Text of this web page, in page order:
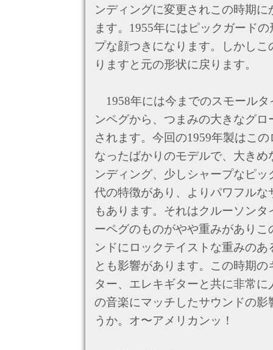
ンディングに変更されこの時期
ます。1955年にはピックガード
プな顔つきになります。しかし
りますと元の形状に戻ります。
1958年には今までのスモール
ンペグから、つまみの大きなグ
されます。今回の1959年製はこ
なったばかりのモデルで、大き
ンディング、少しシャープなピ
代の特徴があり、よりパワフル
もあります。それはクルーソン
ーペグのものがやや重みがあり
ンドにロックテイストな重みの
とも影響があります。この時期
ター、エレキギターと共に非常
の音楽にマッチしたサウンドの
うか。オ〜アメリカンッ！